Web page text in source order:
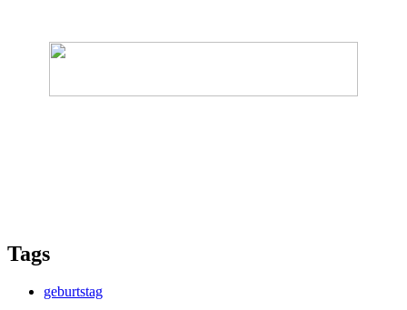
Tags
geburtstag